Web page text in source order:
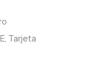
Tarjeta